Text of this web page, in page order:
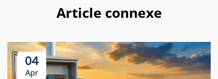
Article connexe
04
Apr